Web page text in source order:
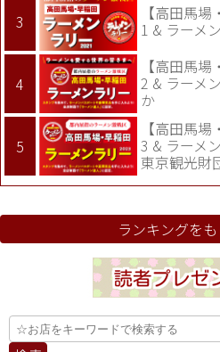
【高田馬
1 & ラーメ
【高田馬
2 & ラーメ
か
【高田馬
3 & ラーメ
東京観光財
ランキングを